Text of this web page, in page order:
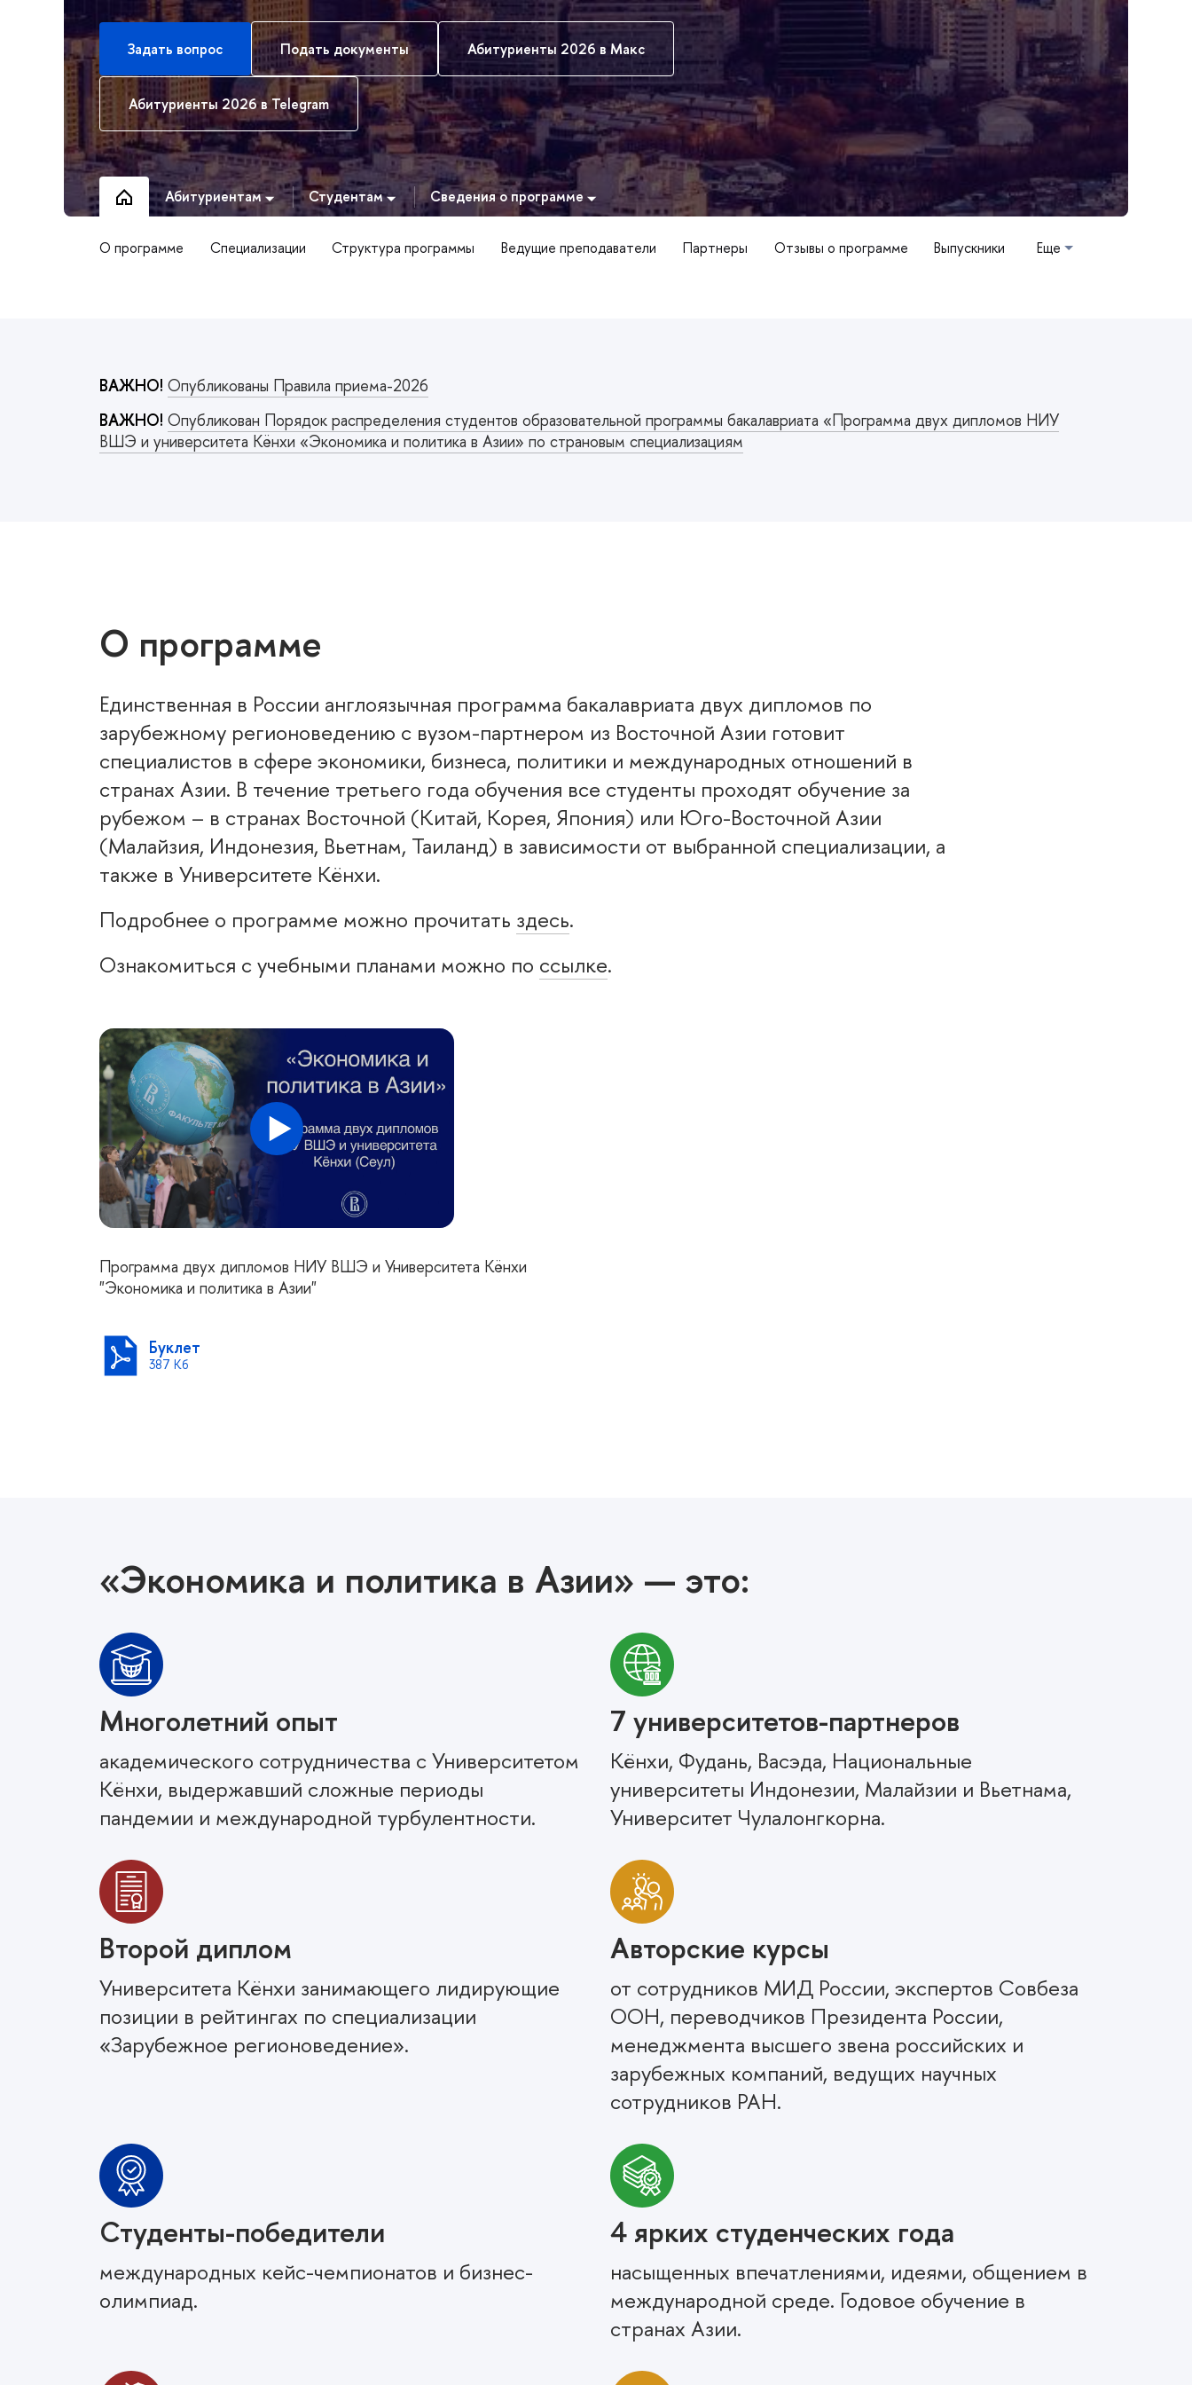
Задать вопрос Подать документы Абитуриенты 2026 в Макс
Абитуриенты 2026 в Telegram
Абитуриентам Студентам Сведения о программе
О программе Специализации Структура программы Ведущие преподаватели Партнеры Отзывы о программе Выпускники Еще
ВАЖНО! Опубликованы Правила приема-2026
ВАЖНО! Опубликован Порядок распределения студентов образовательной программы бакалавриата «Программа двух дипломов НИУ
ВШЭ и университета Кёнхи «Экономика и политика в Азии» по страновым специализациям
О программе
Единственная в России англоязычная программа бакалавриата двух дипломов по
зарубежному регионоведению с вузом-партнером из Восточной Азии готовит
специалистов в сфере экономики, бизнеса, политики и международных отношений в
странах Азии. В течение третьего года обучения все студенты проходят обучение за
рубежом – в странах Восточной (Китай, Корея, Япония) или Юго-Восточной Азии
(Малайзия, Индонезия, Вьетнам, Таиланд) в зависимости от выбранной специализации, а
также в Университете Кёнхи.
Подробнее о программе можно прочитать здесь.
Ознакомиться с учебными планами можно по ссылке.
Программа двух дипломов НИУ ВШЭ и Университета Кёнхи
"Экономика и политика в Азии"
Буклет
387 Кб
«Экономика и политика в Азии» — это:
Многолетний опыт
академического сотрудничества с Университетом
Кёнхи, выдержавший сложные периоды
пандемии и международной турбулентности.
7 университетов-партнеров
Кёнхи, Фудань, Васэда, Национальные
университеты Индонезии, Малайзии и Вьетнама,
Университет Чулалонгкорна.
Второй диплом
Университета Кёнхи занимающего лидирующие
позиции в рейтингах по специализации
«Зарубежное регионоведение».
Авторские курсы
от сотрудников МИД России, экспертов Совбеза
ООН, переводчиков Президента России,
менеджмента высшего звена российских и
зарубежных компаний, ведущих научных
сотрудников РАН.
Студенты-победители
международных кейс-чемпионатов и бизнес-
олимпиад.
4 ярких студенческих года
насыщенных впечатлениями, идеями, общением в
международной среде. Годовое обучение в
странах Азии.